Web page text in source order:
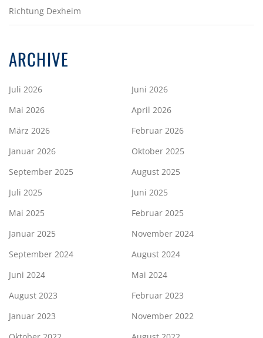
Richtung Dexheim
ARCHIVE
Juli 2026
Juni 2026
Mai 2026
April 2026
März 2026
Februar 2026
Januar 2026
Oktober 2025
September 2025
August 2025
Juli 2025
Juni 2025
Mai 2025
Februar 2025
Januar 2025
November 2024
September 2024
August 2024
Juni 2024
Mai 2024
August 2023
Februar 2023
Januar 2023
November 2022